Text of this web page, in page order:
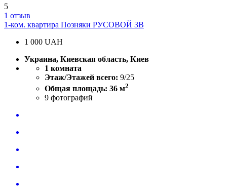
5
1 отзыв
1-ком. квартира Позняки РУСОВОЙ 3В
1 000 UAH
Украина, Киевская область, Киев
1 комната
Этаж/Этажей всего: 9/25
Общая площадь: 36 м2
9 фотографий